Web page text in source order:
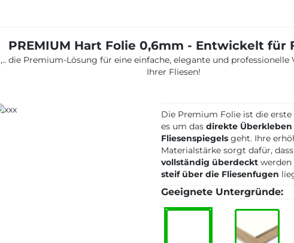
PREMIUM Hart Folie 0,6mm - Entwickelt für
,.. die Premium-Lösung für eine einfache, elegante und professionelle
Ihrer Fliesen!
Die Premium Folie ist die erste
es um dasdirekte Überkleben
Fliesenspiegels geht. Ihre
Materialstärke sorgt dafür, dass
vollständig überdeckt werden
steif über die Fliesenfugen
Geeignete Untergründe: